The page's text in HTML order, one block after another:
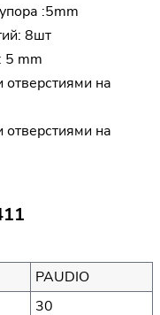
:5mm
8шт
5 mm
на
на
PAUDIO
30